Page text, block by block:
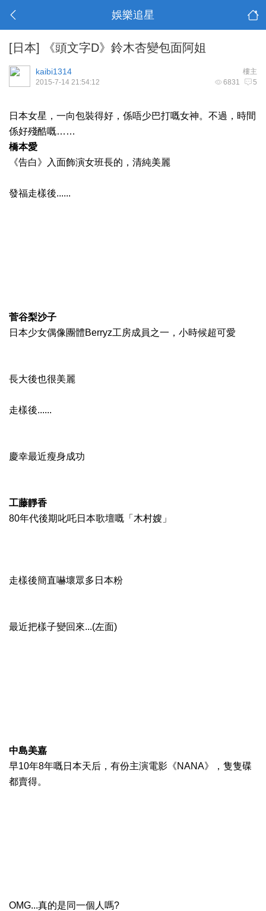
娛樂追星
[日本] 《頭文字D》鈴木杏變包面阿姐
樓主
kaibi1314
6831 5
2015-7-14 21:54:12
日本女星，一向包裝得好，係唔少巴打嘅女神。不過，時間
係好殘酷嘅……
橋本愛
《告白》入面飾演女班長的，清純美麗
發福走樣後......
菅谷梨沙子
日本少女偶像團體Berryz工房成員之一，小時候超可愛
長大後也很美麗
走樣後......
慶幸最近瘦身成功
工藤靜香
80年代後期叱吒日本歌壇嘅「木村嫂」
走樣後簡直嚇壞眾多日本粉
最近把樣子變回來...(左面)
中島美嘉
早10年8年嘅日本天后，有份主演電影《NANA》，隻隻碟
都賣得。
OMG...真的是同一個人嗎?